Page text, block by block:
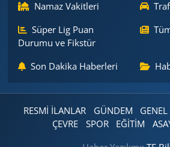
Namaz Vakitleri
Süper Lig Puan
Durumu ve Fikstür
Son Dakika Haberleri
RESMİ İLANLAR GÜNDEM GENEL
ÇEVRE
SPOR EĞİTİM